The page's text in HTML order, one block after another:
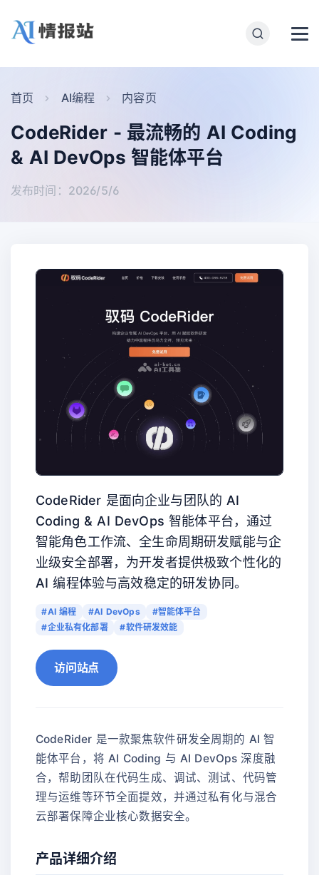
首页 AI编程 内容页
CodeRider - 最流畅的 AI Coding
& AI DevOps 智能体平台
发布时间：2026/5/6
CodeRider 是面向企业与团队的 AI
Coding & AI DevOps 智能体平台，通过
智能角色工作流、全生命周期研发赋能与企
业级安全部署，为开发者提供极致个性化的
AI 编程体验与高效稳定的研发协同。
#AI 编程 #AI DevOps
#智能体平台
#企业私有化部署
#软件研发效能
访问站点
CodeRider 是一款聚焦软件研发全周期的 AI 智
能体平台，将 AI Coding 与 AI DevOps 深度融
合，帮助团队在代码生成、调试、测试、代码管
理与运维等环节全面提效，并通过私有化与混合
云部署保障企业核心数据安全。
产品详细介绍